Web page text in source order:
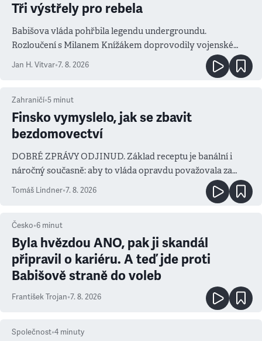
Tři výstřely pro rebela
Babišova vláda pohřbila legendu undergroundu.
Rozloučení s Milanem Knížákem doprovodily vojenské
salvy i kritika pokrokářů
Jan H. Vitvar•7. 8. 2026
Zahraničí•5 minut
Finsko vymyslelo, jak se zbavit
bezdomovectví
DOBRÉ ZPRÁVY ODJINUD. Základ receptu je banální i
náročný současně: aby to vláda opravdu považovala za
prioritu
Tomáš Lindner•7. 8. 2026
Česko•6 minut
Byla hvězdou ANO, pak ji skandál
připravil o kariéru. A teď jde proti
Babišově straně do voleb
František Trojan•7. 8. 2026
Společnost•4 minuty